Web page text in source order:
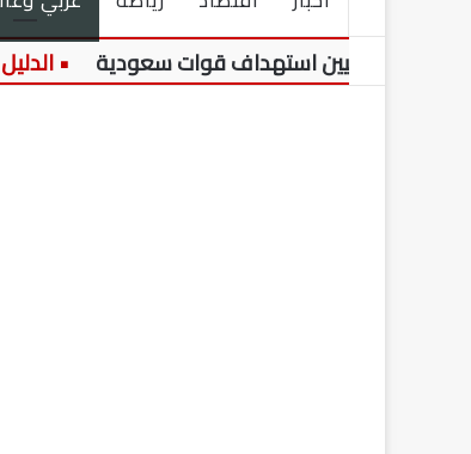
الحوثيين استهداف قوات سعودية